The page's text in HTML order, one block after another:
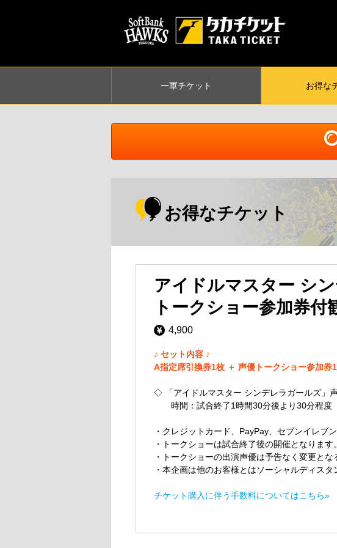
一軍チケット お得な
お得なチケット
アイドルマスター シ
トークショー参加券付
4,900
♪ セット内容 ♪
A指定席引換券1枚 ＋ 声優トークショー参加券
◇ 「アイドルマスター シンデレラガールズ」
時間：試合終了1時間30分後より30分程度
・クレジットカード、PayPay、セブンイレ
・トークショーは試合終了後の開催となります。
・トークショーの出演声優は予告なく変更とな
・本企画は他のお客様とはソーシャルディス
チケット購入に伴う手数料についてはこちら»